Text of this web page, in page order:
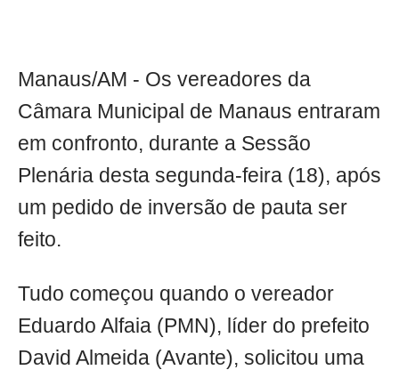
Manaus/AM - Os vereadores da
Câmara Municipal de Manaus entraram
em confronto, durante a Sessão
Plenária desta segunda-feira (18), após
um pedido de inversão de pauta ser
feito.
Tudo começou quando o vereador
Eduardo Alfaia (PMN), líder do prefeito
David Almeida (Avante), solicitou uma